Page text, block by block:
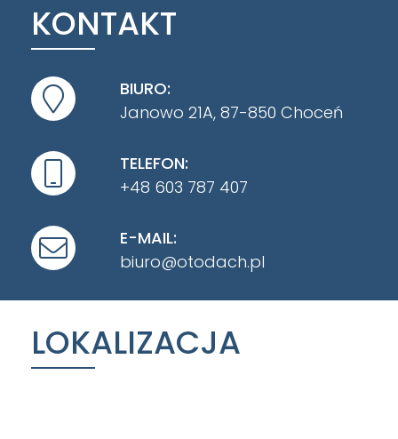
KONTAKT
BIURO:
Janowo 21A, 87-850 Choceń
TELEFON:
+48 603 787 407
E-MAIL:
biuro@otodach.pl
LOKALIZACJA